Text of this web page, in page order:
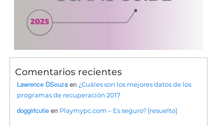
Comentarios recientes
Lawrence DSouza en ¿Cuáles son los mejores datos de los
programas de recuperación 2017
doggirlcutie en Playmypc.com – Es seguro? [resuelto]